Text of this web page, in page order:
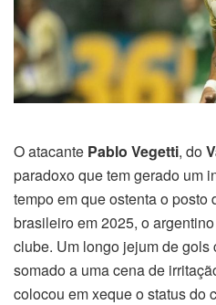
O atacante Pablo Vegetti, do
paradoxo que tem gerado um
tempo em que ostenta o posto
brasileiro em 2025, o
clube. Um longo jejum de gols
somado a uma cena de
colocou em xeque o status do